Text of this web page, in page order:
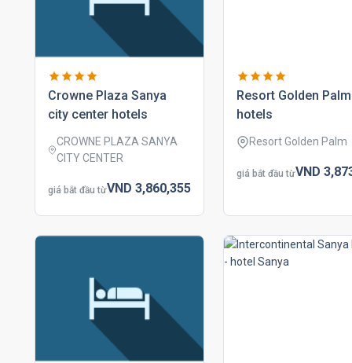
crowne plaza sanya
city center hotels
CROWNE PLAZA SANYA
CITY CENTER
giá bắt đầu từVND 3,860,355
resort golden palm
hotels
Resort Golden Palm
giá bắt đầu từVND